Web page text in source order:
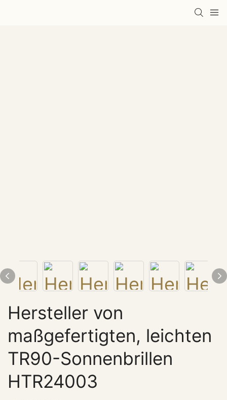
Hersteller von
maßgefertigten, leichten
TR90-Sonnenbrillen
HTR24003